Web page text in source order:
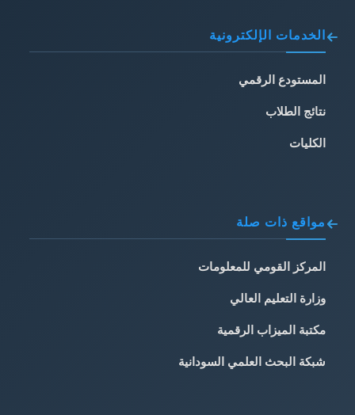
الخدمات الإلكترونية
المستودع الرقمي
نتائج الطلاب
الكليات
مواقع ذات صلة
المركز القومي للمعلومات
وزارة التعليم العالي
مكتبة الميزاب الرقمية
شبكة البحث العلمي السودانية